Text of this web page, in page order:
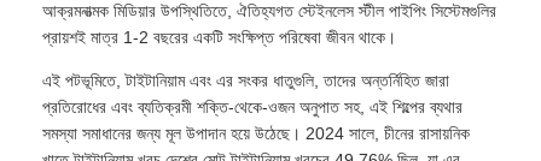
আক্রমনাত্মক মিডিয়ার উপস্থিতিতে, ঐতিহ্যগত স্টেইনলেস স্টীল পাইপিং সিস্টেমগুলির
প্রায়শই মাত্র 1-2 বছরের একটি সংক্ষিপ্ত পরিষেবা জীবন থাকে।
এই পটভূমিতে, টাইটানিয়াম এবং এর সংকর ধাতুগুলি, তাদের অন্তর্নিহিত জারা
প্রতিরোধের এবং ব্যতিক্রমী শক্তি-থেকে-ওজন অনুপাত সহ, এই শিল্পের ব্যথার
সমস্যা সমাধানের জন্য মূল উপাদান হয়ে উঠেছে। 2024 সালে, চীনের রাসায়নিক